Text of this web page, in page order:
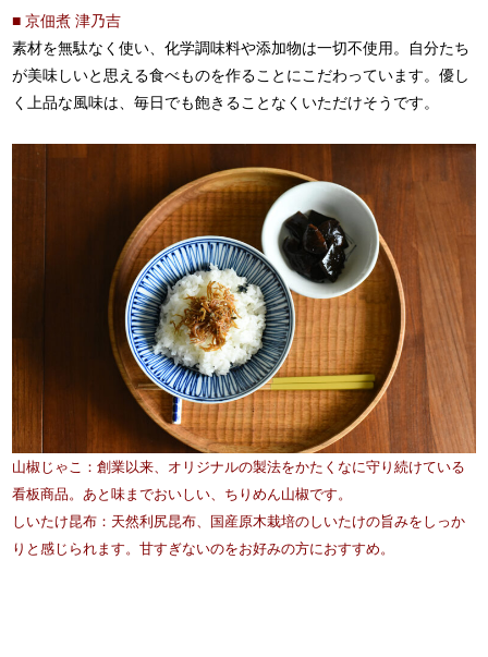
■ 京佃煮 津乃吉
素材を無駄なく使い、化学調味料や添加物は一切不使用。自分たち
が美味しいと思える食べものを作ることにこだわっています。優し
く上品な風味は、毎日でも飽きることなくいただけそうです。
山椒じゃこ：創業以来、オリジナルの製法をかたくなに守り続けている
看板商品。あと味までおいしい、ちりめん山椒です。
しいたけ昆布：天然利尻昆布、国産原木栽培のしいたけの旨みをしっか
りと感じられます。甘すぎないのをお好みの方におすすめ。